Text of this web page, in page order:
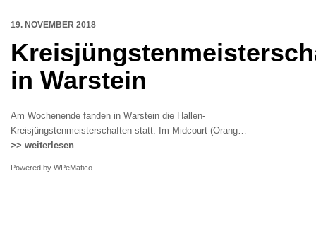
19. NOVEMBER 2018
in Warstein
Am Wochenende fanden in Warstein die Hallen-
Kreisjüngstenmeisterschaften statt. Im Midcourt (Orang…
>> weiterlesen
Powered by WPeMatico